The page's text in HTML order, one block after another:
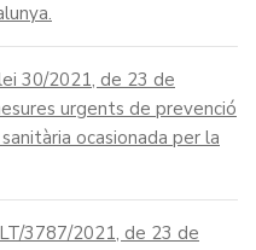
30/2021, de 23 de
urgents de prevenció
ocasionada per la
3787/2021, de 23 de